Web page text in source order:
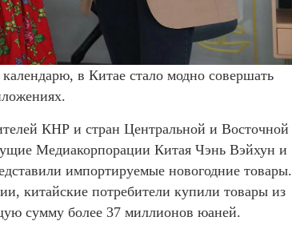
в Китае стало модно совершать
КНР и стран Центральной и Восточной
Медиакорпорации Китая Чэнь Вэйхун и
импортируемые новогодние товары.
китайские потребители купили товары из
сумму более 37 миллионов юаней.